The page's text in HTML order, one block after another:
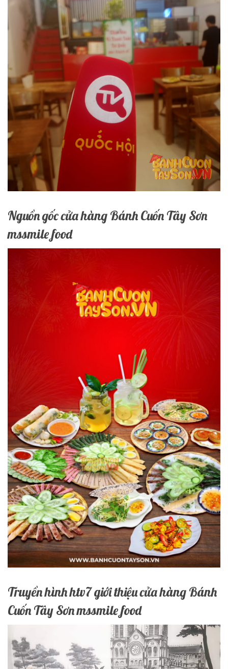
Nguồn gốc cửa hàng Bánh Cuốn Tây Sơn
mssmile food
Truyền hình htv7 giới thiệu cửa hàng Bánh
Cuốn Tây Sơn mssmile food